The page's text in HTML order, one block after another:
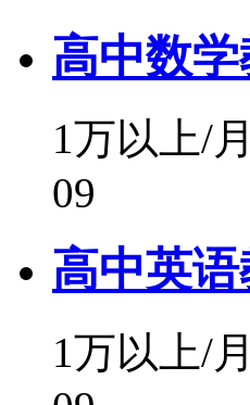
高中数
1万以上/月
09
高中英
1万以上/月